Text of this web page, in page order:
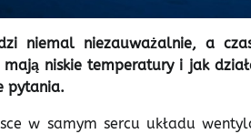
niemal niezauważalnie, a
niskie temperatury i jak
pytania.
w samym sercu układu